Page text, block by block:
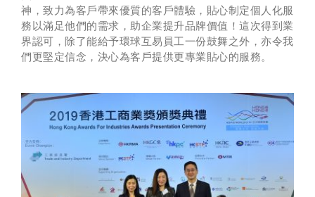
神，致力為客戶帶來優質的客戶體驗，貼心制定個人化服
務以滿足他們的需求，助企業提升品牌價值 ！這次得到業
界認可，除了能給予環球互易員工一份鼓舞之外，亦令我
們更堅定信念，決心為客戶提供更專業貼心的服務。